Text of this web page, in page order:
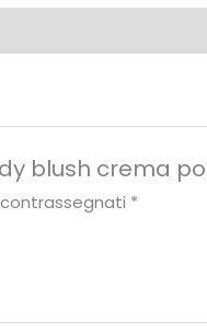
polvere
quantità
blush crema
*